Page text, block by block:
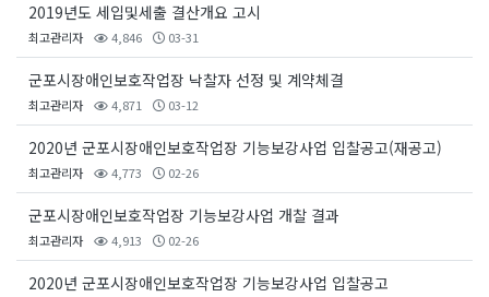
2019년도 세입및세출 결산개요 고시
최고관리자 4,846 03-31
군포시장애인보호작업장 낙찰자 선정 및 계약체결
최고관리자 4,871 03-12
2020년 군포시장애인보호작업장 기능보강사업 입찰공고(재공고)
최고관리자 4,773 02-26
군포시장애인보호작업장 기능보강사업 개찰 결과
최고관리자 4,913 02-26
2020년 군포시장애인보호작업장 기능보강사업 입찰공고